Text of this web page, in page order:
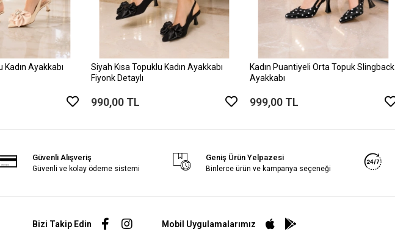
Kadın Ayakkabı
Siyah Kısa Topuklu Kadın Ayakkabı
Fiyonk Detaylı
990,00 TL
Kadın Puantiyeli Orta Topuk Slingback
Ayakkabı
999,00 TL
Güvenli Alışveriş
Güvenli ve kolay ödeme sistemi
Geniş Ürün Yelpazesi
Binlerce ürün ve kampanya seçeneği
Bizi Takip Edin Mobil Uygulamalarımız